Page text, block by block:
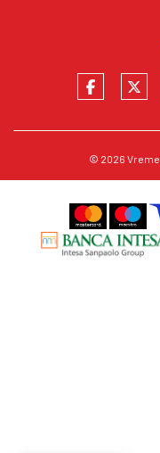
© 2026 Vreme